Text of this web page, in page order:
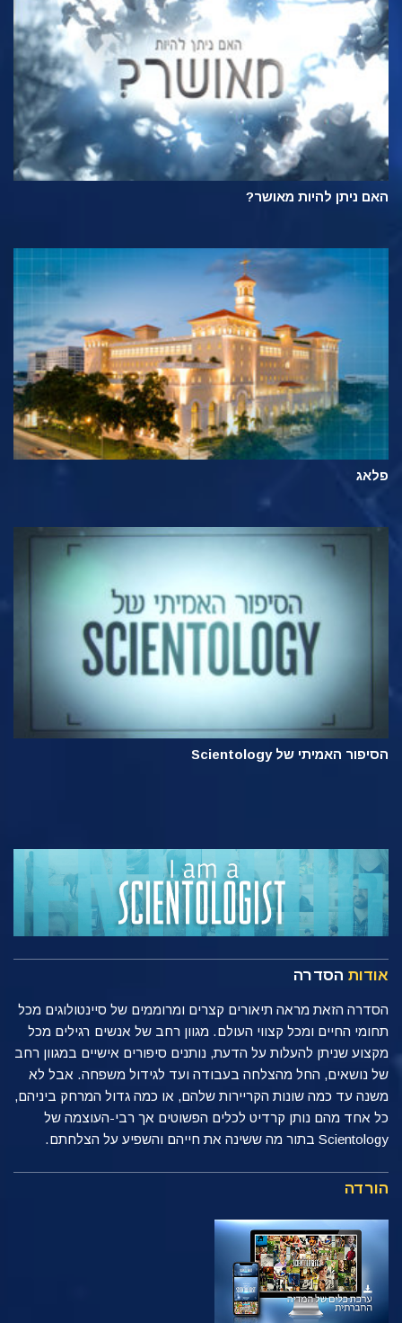
האם ניתן להיות מאושר?
פלאג
הסיפור האמיתי של Scientology
אודות הסדרה
הסדרה הזאת מראה תיאורים קצרים ומרוממים של סיינטולוגים מכל
תחומי החיים ומכל קצווי העולם. מגוון רחב של אנשים רגילים מכל
מקצוע שניתן להעלות על הדעת, נותנים סיפורים אישיים במגוון רחב
של נושאים, החל מהצלחה בעבודה ועד לגידול משפחה. אבל לא
משנה עד כמה שונות הקריירות שלהם, או כמה גדול המרחק ביניהם,
כל אחד מהם נותן קרדיט לכלים הפשוטים אך רבי-העוצמה של
Scientology בתור מה ששינה את חייהם והשפיע על הצלחתם.
הורדה